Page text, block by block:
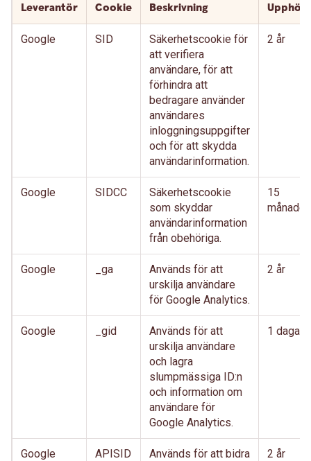
Leverantör Cookie Beskrivning Upphör
Google SID
Säkerhetscookie för
att verifiera
användare, för att
förhindra att
bedragare använder
användares
inloggningsuppgifter
och för att skydda
användarinformation.
2 år
Google SIDCC
Säkerhetscookie
som skyddar
användarinformation
från obehöriga.
15
månader
Google _ga
Används för att
urskilja användare
för Google Analytics.
2 år
Google _gid
Används för att
urskilja användare
och lagra
slumpmässiga ID:n
och information om
användare för
Google Analytics.
1 dagar
Google APISID
Används för att bidra
2 år